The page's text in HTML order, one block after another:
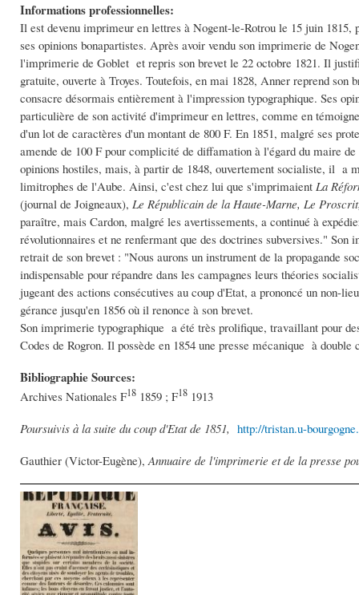
Informations professionnelles:
Il est devenu imprimeur en lettres à Nogent-le-Rotrou le 15 juin
ses opinions bonapartistes. Après avoir vendu son imprimerie de
l'imprimerie de Goblet et repris son brevet le 22 octobre 1821. Il
gratuite, ouverte à Troyes. Toutefois, en mai 1828, Anner reprend
consacre désormais entièrement à l'impression typographique. Ses
particulière de son activité d'imprimeur en lettres, comme en
d'un lot de caractères d'un montant de 800 F. En 1851, malgré ses
amende de 100 F pour complicité de diffamation à l'égard du maire
opinions hostiles, mais, à partir de 1848, ouvertement socialiste, il a
limitrophes de l'Aube. Ainsi, c'est chez lui que s'imprimaient La
(journal de Joigneaux), Le Républicain de la Haute-Marne, Le
paraître, mais Cardon, malgré les avertissements, a continué à
révolutionnaires et ne renfermant que des doctrines subversives."
retrait de son brevet : "Nous aurons un instrument de la propagande
indispensable pour répandre dans les campagnes leurs théories
jugeant des actions consécutives au coup d'Etat, a prononcé un non-
gérance jusqu'en 1856 où il renonce à son brevet.
Son imprimerie typographique a été très prolifique, travaillant pour
Codes de Rogron. Il possède en 1854 une presse mécanique à
Bibliographie Sources:
Archives Nationales F18 1859 ; F18 1913
Poursuivis à la suite du coup d'Etat de 1851, http://tristan.u-
Gauthier (Victor-Eugène),Annuaire de l'imprimerie et de la presse